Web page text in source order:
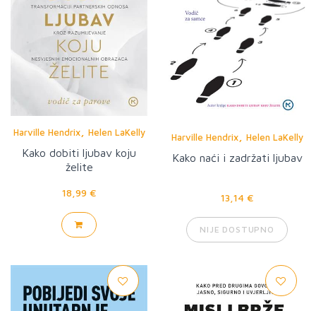
Harville Hendrix,
Helen LaKelly
Hunt
Kako dobiti ljubav koju
želite
18,99 €
Harville Hendrix,
Helen LaKelly
Hunt
Kako naći i zadržati ljubav
13,14 €
NIJE DOSTUPNO